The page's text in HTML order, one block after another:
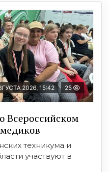
2026, 15:42 25
Всероссийском
техникума и
участвуют в